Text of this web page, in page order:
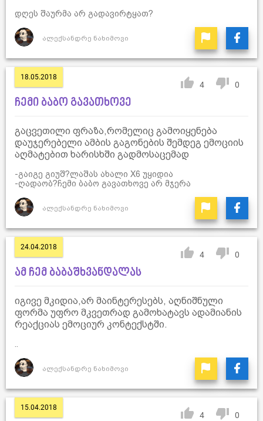
დღეს შაურმა არ გადავირტყათ?
ალექსანდრე ნახიმოვი
18.05.2018
4 0
ჩემი ბაბო გავათხოვე
გაცვეთილი ფრაზა,რომელიც გამოიყენება
დაუჯერებელი ამბის გაგონების შემდეგ ემოციის
აღმატებით ხარისხში გადმოსაცემად
-გაიგე გიუშ?ლაშას ახალი X6 უყიდია
-ღადაობ?ჩემი ბაბო გავათხოვე არ მჯერა
ალექსანდრე ნახიმოვი
24.04.2018
4 0
ამ ჩემ ბაბაშხვანდალას
იგივე მკიდია,არ მაინტერესებს, აღნიშნული
ფორმა უფრო მკვეთრად გამოხატავს ადამიანის
რეაქციას ემოციურ კონტექსტში.
ალექსანდრე ნახიმოვი
15.04.2018
4 0